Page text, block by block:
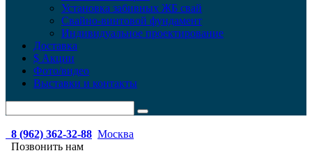
Установка забивных ЖБ свай
Свайно-винтовой фундамент
Индивидуальное проектирование
Доставка
$ Акции
Фото/видео
Выставки и контакты
8 (962) 362-32-88 Москва
Позвонить нам